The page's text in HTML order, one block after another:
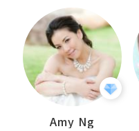
Amy Ng